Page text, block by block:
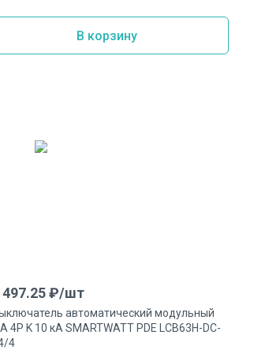
В корзину
497.25 ₽/шт
автоматический модульный
4P K 10 кА SMARTWATT PDE LCB63H-DC-
4